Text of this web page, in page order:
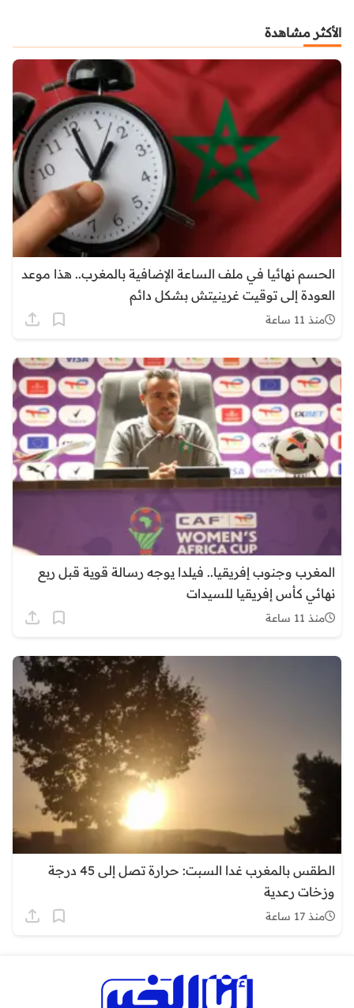
الأكثر مشاهدة
الحسم نهائيا في ملف الساعة الإضافية بالمغرب.. هذا موعد
العودة إلى توقيت غرينيتش بشكل دائم
منذ 11 ساعة
المغرب وجنوب إفريقيا.. فيلدا يوجه رسالة قوية قبل ربع
نهائي كأس إفريقيا للسيدات
منذ 11 ساعة
الطقس بالمغرب غدا السبت: حرارة تصل إلى 45 درجة
وزخات رعدية
منذ 17 ساعة